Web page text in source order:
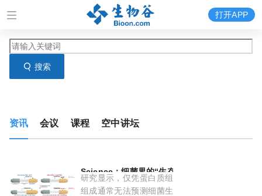
搜索
打开APP
资讯 会议 课程 空中讲坛
Science：细菌界的“生存经济学”——GTP vs
研究显示，仅凭蛋白质组
组成通常无法预测细菌生